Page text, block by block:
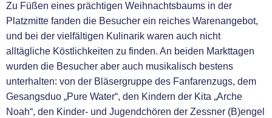
Zu Füßen eines prächtigen Weihnachtsbaums in der
Platzmitte fanden die Besucher ein reiches Warenangebot,
und bei der vielfältigen Kulinarik waren auch nicht
alltägliche Köstlichkeiten zu finden. An beiden Markttagen
wurden die Besucher aber auch musikalisch bestens
unterhalten: von der Bläsergruppe des Fanfarenzugs, dem
Gesangsduo „Pure Water“, den Kindern der Kita „Arche
Noah“, den Kinder- und Jugendchören der Zessner (B)engel